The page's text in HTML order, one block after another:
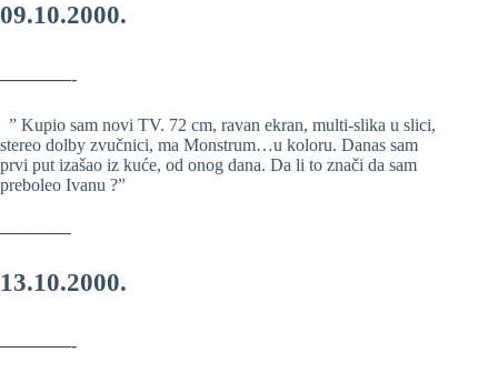
09.10.2000.
————-
” Kupio sam novi TV. 72 cm, ravan ekran, multi-slika u slici,
stereo dolby zvučnici, ma Monstrum…u koloru. Danas sam
prvi put izašao iz kuće, od onog dana. Da li to znači da sam
preboleo Ivanu ?”
————
13.10.2000.
————-